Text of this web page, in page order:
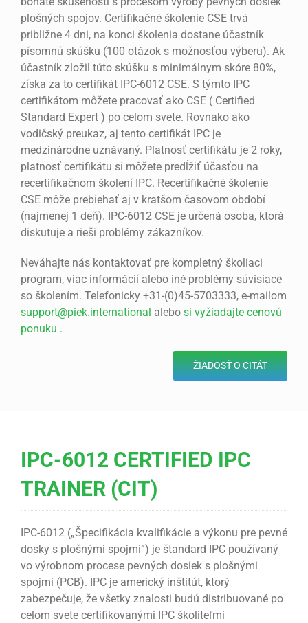
plošných spojov. Certifikačné školenie CSE trvá
približne 4 dni, na konci školenia dostane účastník
písomnú skúšku (100 otázok s možnosťou výberu). Ak
účastník zložil túto skúšku s minimálnym skóre 80%,
získa za to certifikát IPC-6012 CSE. S týmto IPC
certifikátom môžete pracovať ako CSE ( Certified
Standard Expert ) po celom svete. Rovnako ako
vodičský preukaz, aj tento certifikát IPC je
medzinárodne uznávaný. Platnosť certifikátu je 2 roky,
platnosť certifikátu si môžete predĺžiť účasťou na
recertifikačnom školení IPC. Recertifikačné školenie
CSE môže prebiehať aj v kratšom časovom období
(najmenej 1 deň). IPC-6012 CSE je určená osoba, ktorá
diskutuje a rieši problémy zákazníkov.
Neváhajte nás kontaktovať pre kompletný školiaci
program, viac informácií alebo iné problémy súvisiace
so školením. Telefonicky +31-(0)45-5703333, e-mailom
support@piek.international alebo si vyžiadajte cenovú
ponuku .
ŽIADOSŤ O CITÁT
IPC-6012 CERTIFIED IPC
TRAINER (CIT)
IPC-6012 („Špecifikácia kvalifikácie a výkonu pre pevné
dosky s plošnými spojmi“) je štandard IPC používaný
vo výrobnom procese pevných dosiek s plošnými
spojmi (PCB). IPC je americký inštitút, ktorý
zabezpečuje, že všetky znalosti budú distribuované po
celom svete certifikovanými IPC školiteľmi